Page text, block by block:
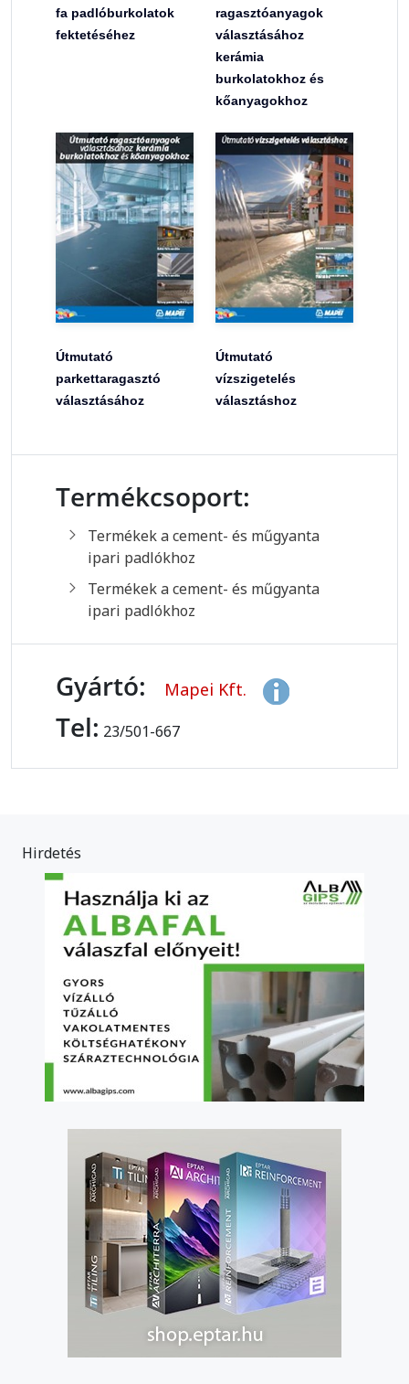
fa padlóburkolatok
fektetéséhez
ragasztóanyagok
választásához
kerámia
burkolatokhoz és
kőanyagokhoz
Útmutató
parkettaragasztó
választásához
Útmutató
vízszigetelés
választáshoz
Termékcsoport:
Termékek a cement- és műgyanta
ipari padlókhoz
Termékek a cement- és műgyanta
ipari padlókhoz
Gyártó: Mapei Kft.
Tel: 23/501-667
Hirdetés